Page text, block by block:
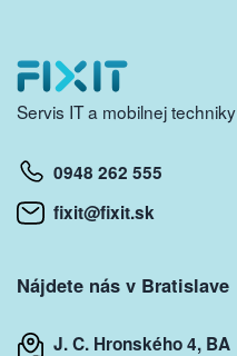
Servis IT a mobilnej techniky
0948 262 555
fixit@fixit.sk
Nájdete nás v Bratislave
J. C. Hronského 4, BA